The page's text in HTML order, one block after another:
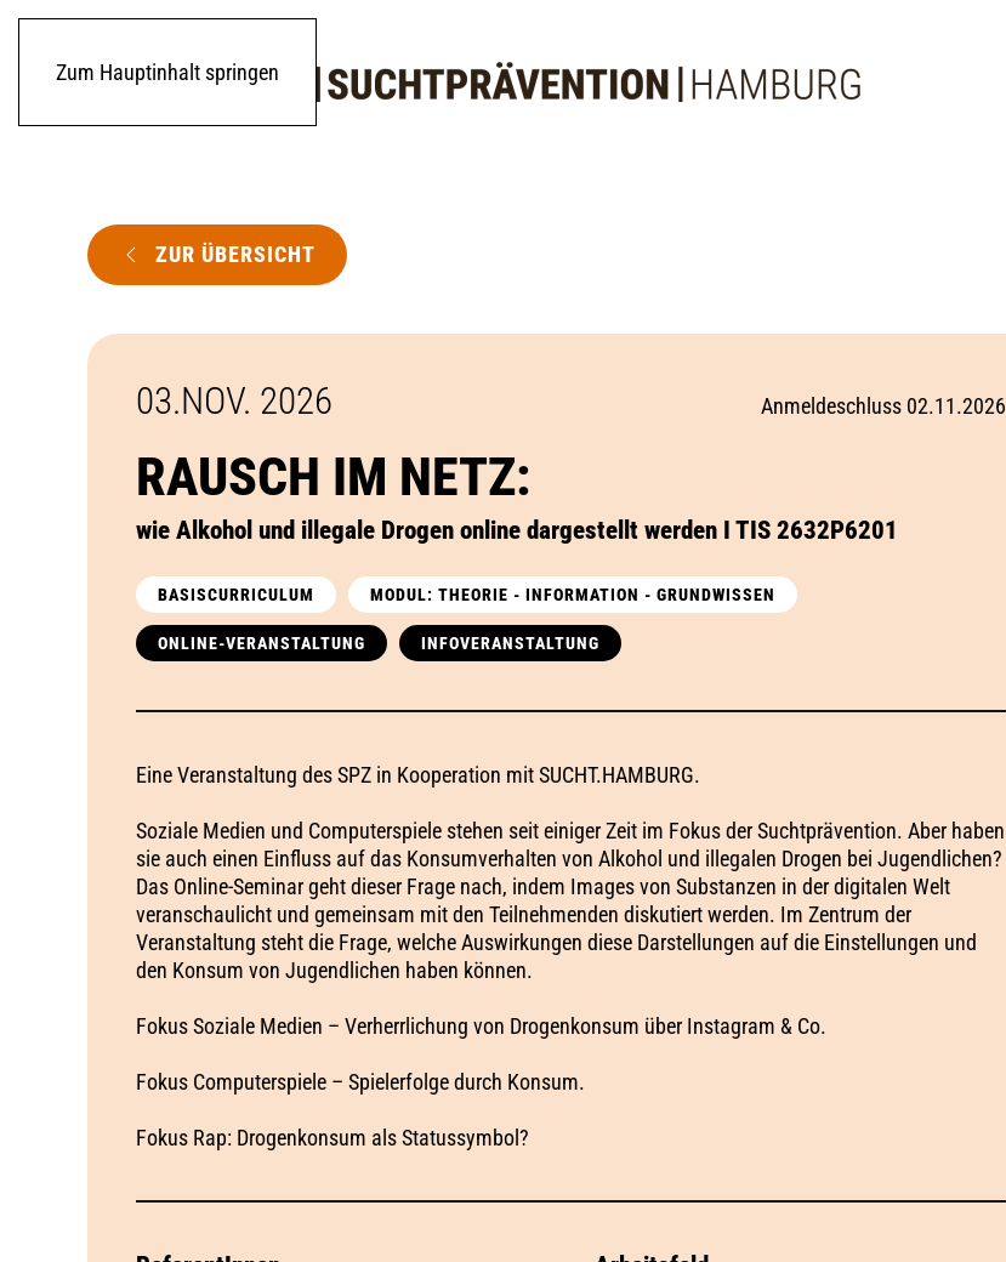
Zum Hauptinhalt springen
ZUR ÜBERSICHT
03.NOV. 2026 Anmeldeschluss 02.11.2026
RAUSCH IM NETZ:
wie Alkohol und illegale Drogen online dargestellt werden I TIS 2632P6201
BASISCURRICULUM MODUL: THEORIE - INFORMATION - GRUNDWISSEN
ONLINE-VERANSTALTUNG INFOVERANSTALTUNG
Eine Veranstaltung des SPZ in Kooperation mit SUCHT.HAMBURG.
Soziale Medien und Computerspiele stehen seit einiger Zeit im Fokus der Suchtprävention. Aber haben
sie auch einen Einfluss auf das Konsumverhalten von Alkohol und illegalen Drogen bei Jugendlichen?
Das Online-Seminar geht dieser Frage nach, indem Images von Substanzen in der digitalen Welt
veranschaulicht und gemeinsam mit den Teilnehmenden diskutiert werden. Im Zentrum der
Veranstaltung steht die Frage, welche Auswirkungen diese Darstellungen auf die Einstellungen und
den Konsum von Jugendlichen haben können.
Fokus Soziale Medien – Verherrlichung von Drogenkonsum über Instagram & Co.
Fokus Computerspiele – Spielerfolge durch Konsum.
Fokus Rap: Drogenkonsum als Statussymbol?